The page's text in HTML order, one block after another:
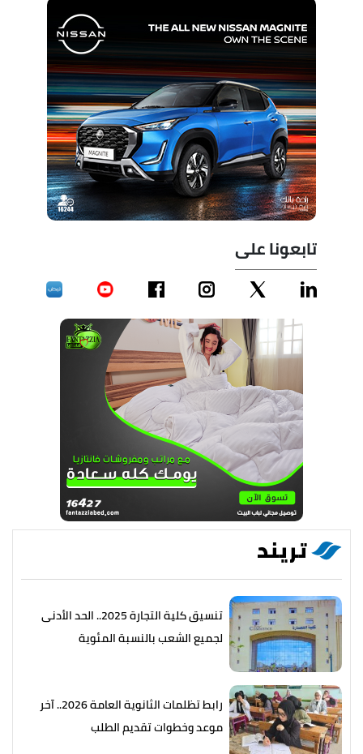
تابعونا على
تريند
تنسيق كلية التجارة 2025.. الحد الأدنى
لجميع الشعب بالنسبة المئوية
رابط تظلمات الثانوية العامة 2026.. آخر
موعد وخطوات تقديم الطلب